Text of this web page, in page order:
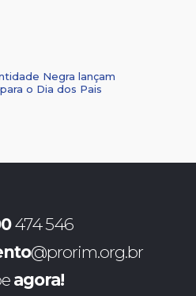
Negra lançam
o Dia dos Pais
474 546
@prorim.org.br
agora!